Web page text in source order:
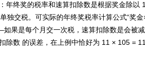
终奖的税率和速算扣除数是根据奖金除以
独交税。可实际的年终奖税率计算公式“奖
果是每个月交一次税，速算扣除数是会被
除数 的误差，在上例中恰好为 11 × 105 =